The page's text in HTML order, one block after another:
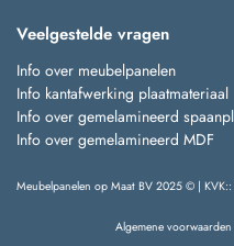
Veelgestelde vragen
Info over meubelpanelen
Info kantafwerking plaatmateriaal
Info over gemelamineerd
Info over gemelamineerd MDF
Meubelpanelen op Maat BV 2025 © |
Algemene voorwaarden